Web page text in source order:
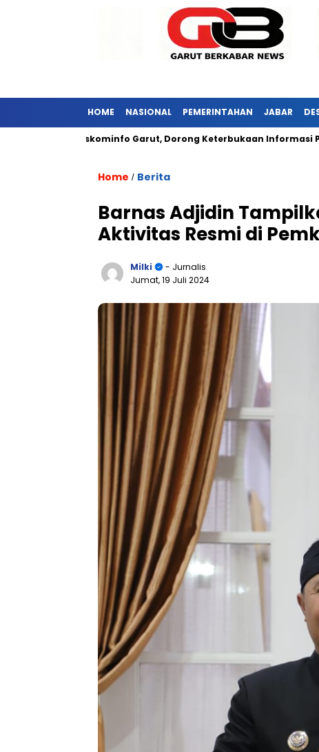
HOME NASIONAL PEMERINTAHAN JABAR
Diskominfo Garut, Dorong Keterbukaan Informasi Publik
Home / Berita
Barnas Adjidin
Aktivitas Resmi di
Milki
- Jurnalis
Jumat, 19 Juli 2024